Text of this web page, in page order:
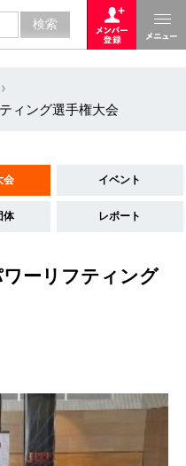
ィング選手権大会
会 イベント
体 レポート
ーリフティング